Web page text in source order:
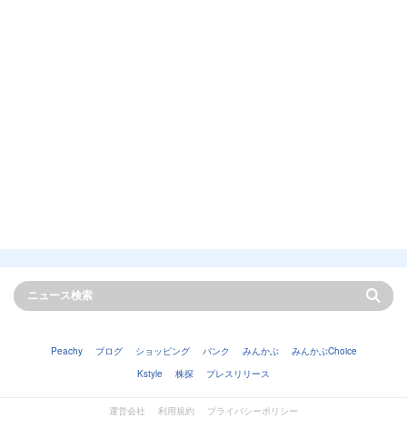
Peachy ブログ ショッピング バンク みんかぶ
みんかぶChoice
Kstyle
株探 プレスリリース
運営会社 利用規約
プライバシーポリシー